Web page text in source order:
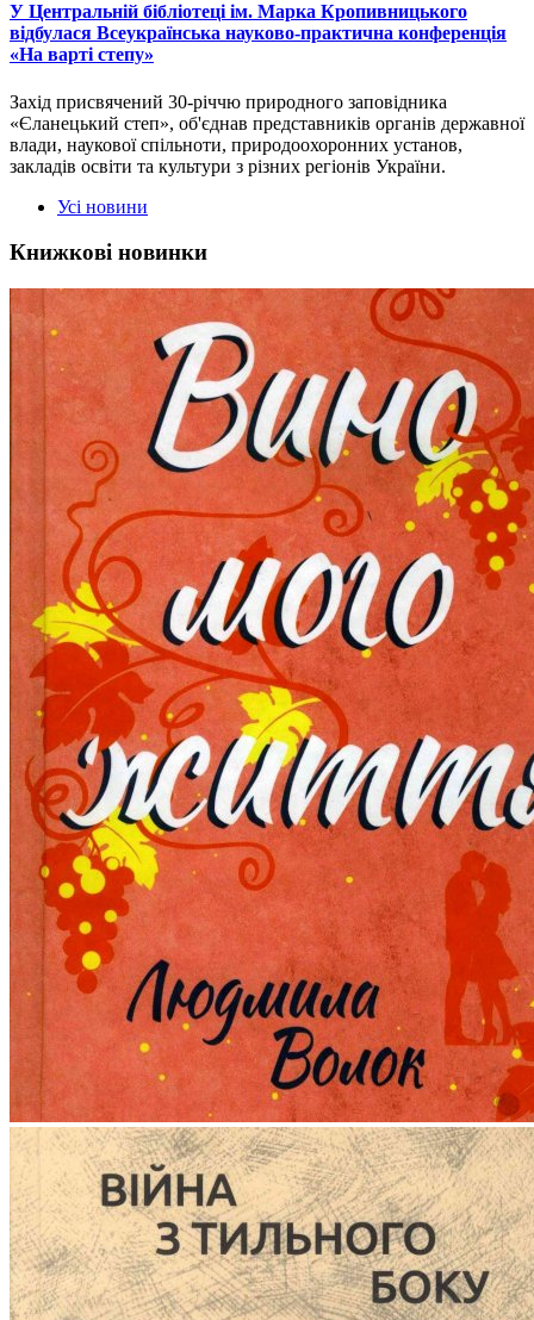
У Центральній бібліотеці ім. Марка Кропивницького
відбулася Всеукраїнська науково-практична конференція
«На варті степу»
Захід присвячений 30-річчю природного заповідника
«Єланецький степ», об'єднав представників органів державної
влади, наукової спільноти, природоохоронних установ,
закладів освіти та культури з різних регіонів України.
Усі новини
Книжкові новинки